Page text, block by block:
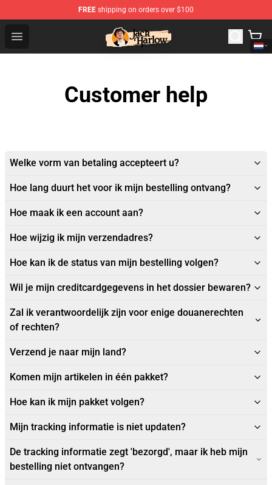
FREE shipping on orders over $100
Open menu
Jack Harlow Shop - Official Jack Harlow Merchandise
Customer help
Welke vorm van betaling accepteert u?
Hoe lang duurt het voor ik mijn bestelling ontvang?
Hoe maak ik een account aan?
Hoe wijzig ik mijn verzendadres?
Hoe kan ik de status van mijn bestelling volgen?
Wil je mijn creditcardgegevens in het dossier bewaren?
Zal ik verantwoordelijk zijn voor enige douanerechten
of rechten?
Verzend je naar mijn land?
Komen mijn artikelen in één pakket?
Hoe kan ik mijn pakket volgen?
Mijn tracking informatie is niet updaten?
De tracking informatie zegt 'bezorgd', maar ik heb mijn
bestelling niet ontvangen?